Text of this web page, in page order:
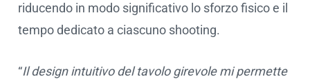
riducendo in modo significativo lo sforzo fisico e il
tempo dedicato a ciascuno shooting.
“Il design intuitivo del tavolo girevole mi permette